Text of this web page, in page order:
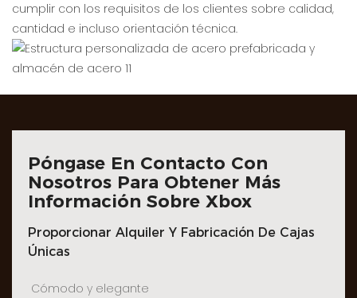
cumplir con los requisitos de los clientes sobre calidad,
cantidad e incluso orientación técnica.
Póngase En Contacto Con
Nosotros Para Obtener Más
Información Sobre Xbox
Proporcionar Alquiler Y Fabricación De Cajas
Únicas
Cómodo y elegante